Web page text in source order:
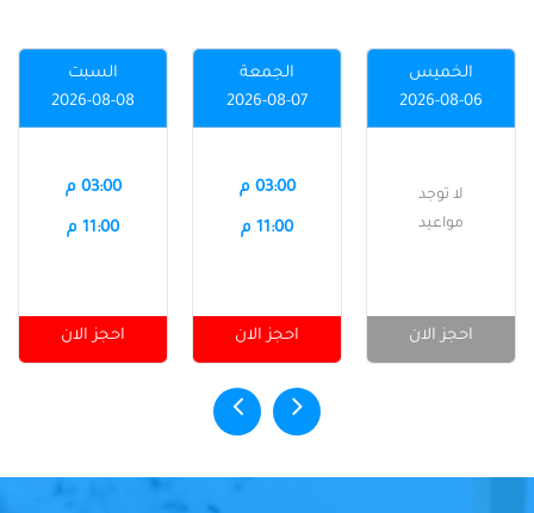
الخميس
2026-08-06
لا توجد
مواعيد
احجز الان
الجمعة
2026-08-07
03:00 م
11:00 م
احجز الان
السبت
2026-08-08
03:00 م
11:00 م
احجز الان